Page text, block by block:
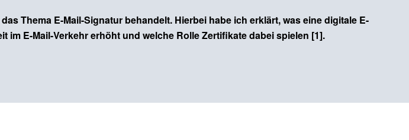
Thema E-Mail-Signatur behandelt. Hierbei habe ich erklärt, was eine digitale E-
im E-Mail-Verkehr erhöht und welche Rolle Zertifikate dabei spielen [1].